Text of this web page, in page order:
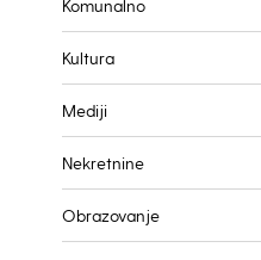
Komunalno
Kultura
Mediji
Nekretnine
Obrazovanje